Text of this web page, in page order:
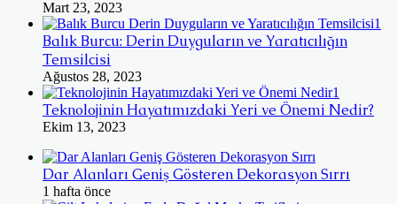
Mart 23, 2023
Balık Burcu: Derin Duyguların ve Yaratıcılığın
Temsilcisi
Ağustos 28, 2023
Teknolojinin Hayatımızdaki Yeri ve Önemi Nedir?
Ekim 13, 2023
Dar Alanları Geniş Gösteren Dekorasyon Sırrı
1 hafta önce